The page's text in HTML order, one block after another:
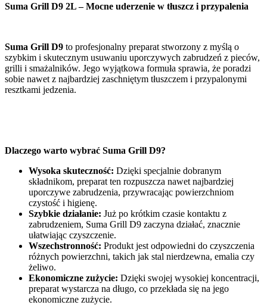
Suma Grill D9 2L – Mocne uderzenie w tłuszcz i przypalenia
Suma Grill D9 to profesjonalny preparat stworzony z myślą o
szybkim i skutecznym usuwaniu uporczywych zabrudzeń z pieców,
grilli i smażalników. Jego wyjątkowa formuła sprawia, że poradzi
sobie nawet z najbardziej zaschniętym tłuszczem i przypalonymi
resztkami jedzenia.
Dlaczego warto wybrać Suma Grill D9?
Wysoka skuteczność: Dzięki specjalnie dobranym
składnikom, preparat ten rozpuszcza nawet najbardziej
uporczywe zabrudzenia, przywracając powierzchniom
czystość i higienę.
Szybkie działanie: Już po krótkim czasie kontaktu z
zabrudzeniem, Suma Grill D9 zaczyna działać, znacznie
ułatwiając czyszczenie.
Wszechstronność: Produkt jest odpowiedni do czyszczenia
różnych powierzchni, takich jak stal nierdzewna, emalia czy
żeliwo.
Ekonomiczne zużycie: Dzięki swojej wysokiej koncentracji,
preparat wystarcza na długo, co przekłada się na jego
ekonomiczne zużycie.